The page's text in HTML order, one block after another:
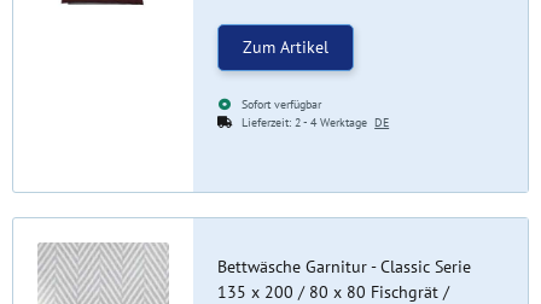
Zum Artikel
Sofort verfügbar
Lieferzeit:2 - 4 WerktageDE
Bettwäsche Garnitur - Classic Serie
135 x 200 / 80 x 80 Fischgrät /